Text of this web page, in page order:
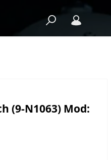
(9-N1063) Mod: